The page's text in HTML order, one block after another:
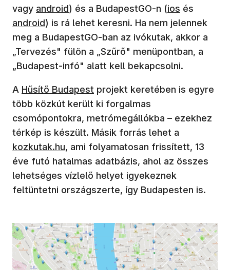
vagy android) és a BudapestGO-n (ios és
android) is rá lehet keresni. Ha nem jelennek
meg a BudapestGO-ban az ivókutak, akkor a
„Tervezés" fülön a „Szűrő" menüpontban, a
„Budapest-infó" alatt kell bekapcsolni.
A Hűsítő Budapest projekt keretében is egyre
több közkút került ki forgalmas
csomópontokra, metrómegállókba – ezekhez
térkép is készült. Másik forrás lehet a
kozkutak.hu, ami folyamatosan frissített, 13
éve futó hatalmas adatbázis, ahol az összes
lehetséges vízlelő helyet igyekeznek
feltüntetni országszerte, így Budapesten is.